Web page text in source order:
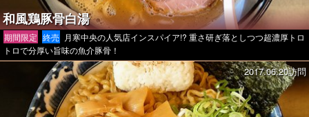
和風鶏豚骨白湯
期間限定 終売 月寒中央の人気店インスパイア!? 重さ研ぎ落としつつ超濃厚トロ
トロで分厚い旨味の魚介豚骨！
2017.06.20訪問